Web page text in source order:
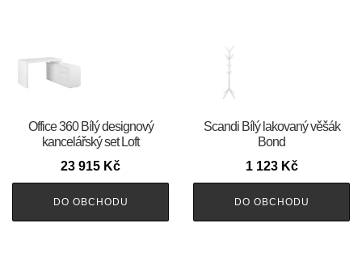
Office 360 Bílý designový
kancelářský set Loft
23 915 Kč
DO OBCHODU
Scandi Bílý lakovaný věšák
Bond
1 123 Kč
DO OBCHODU